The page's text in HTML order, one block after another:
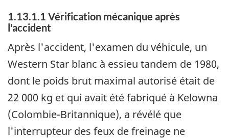
1.13.1.1 Vérification mécanique après
l'accident
Après l'accident, l'examen du véhicule, un
Western Star blanc à essieu tandem de 1980,
dont le poids brut maximal autorisé était de
22 000 kg et qui avait été fabriqué à Kelowna
(Colombie-Britannique), a révélé que
l'interrupteur des feux de freinage ne